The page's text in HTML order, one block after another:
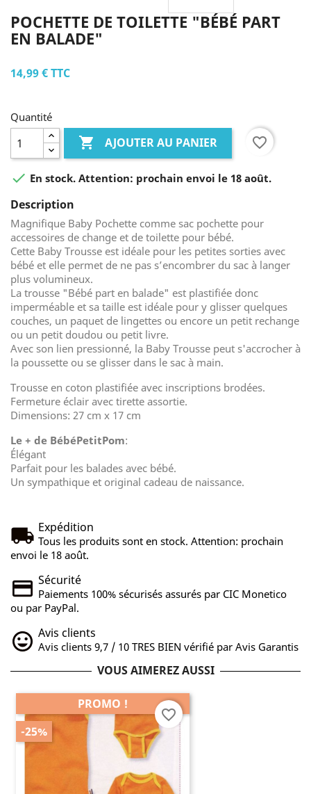
POCHETTE DE TOILETTE "BÉBÉ PART
EN BALADE"
14,99 €TTC
Quantité
 AJOUTER AU PANIER favorite_border
 En stock. Attention: prochain envoi le 18 août.
Description
Magnifique Baby Pochette comme sac pochette pour
accessoires de change et de toilette pour bébé.
Cette Baby Trousse est idéale pour les petites sorties avec
bébé et elle permet de ne pas s’encombrer du sac à langer
plus volumineux.
La trousse "Bébé part en balade" est plastifiée donc
imperméable et sa taille est idéale pour y glisser quelques
couches, un paquet de lingettes ou encore un petit rechange
ou un petit doudou ou petit livre.
Avec son lien pressionné, la Baby Trousse peut s'accrocher à
la poussette ou se glisser dans le sac à main.
Trousse en coton plastifiée avec inscriptions brodées.
Fermeture éclair avec tirette assortie.
Dimensions: 27 cm x 17 cm
Le + de BébéPetitPom:
Élégant
Parfait pour les balades avec bébé.
Un sympathique et original cadeau de naissance.
Expédition
Tous les produits sont en stock. Attention: prochain
envoi le 18 août.
Sécurité
Paiements 100% sécurisés assurés par CIC Monetico
ou par PayPal.
Avis clients
Avis clients 9,7 / 10 TRES BIEN vérifié par Avis Garantis
VOUS AIMEREZ AUSSI
PROMO !
-25%
favorite_border